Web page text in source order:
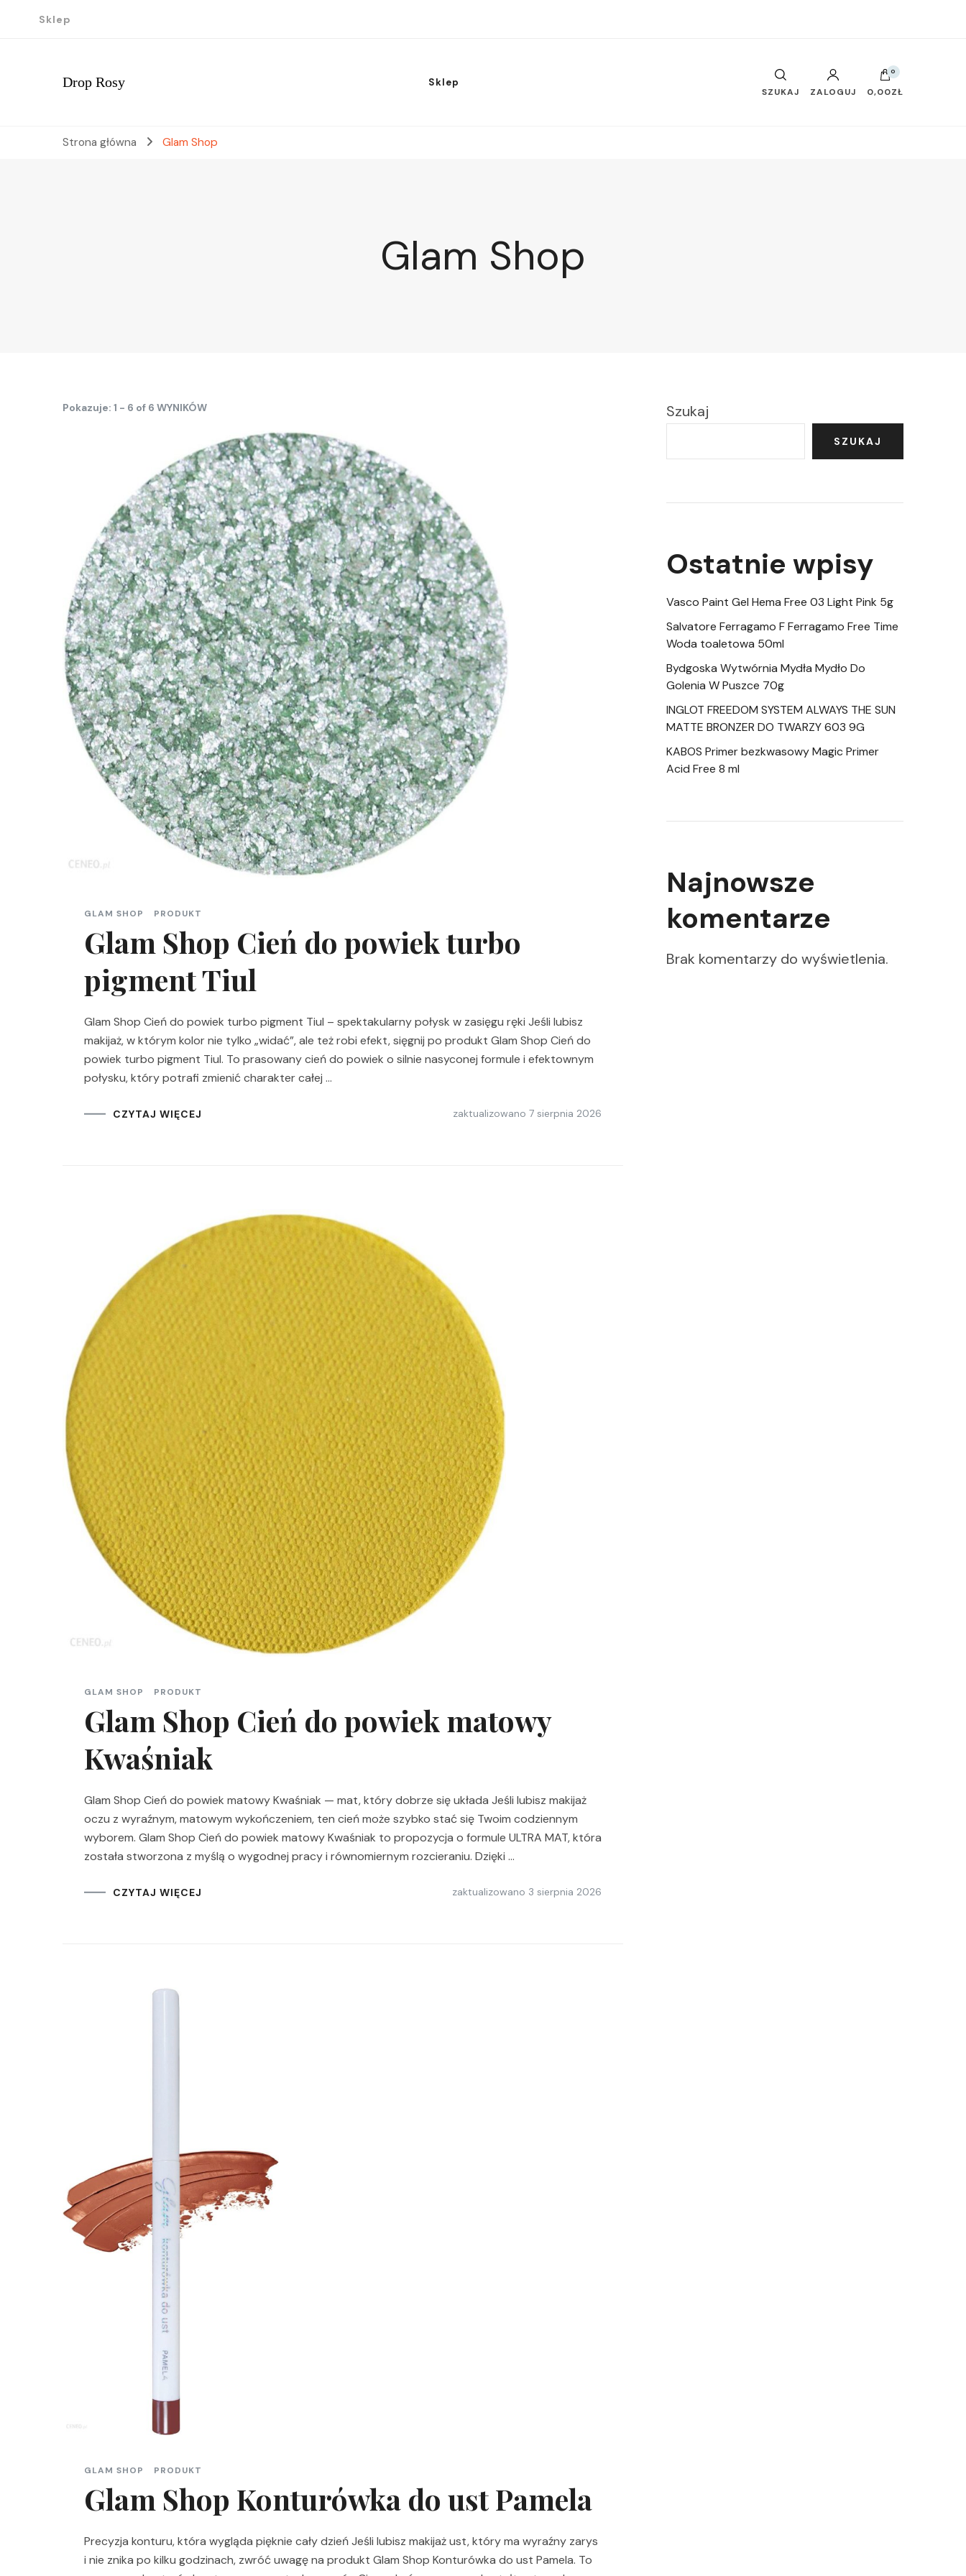
Sklep
Drop Rosy Sklep
SZUKAJ ZALOGUJ
0
0,00ZŁ
Strona główna Glam Shop
Glam Shop
Pokazuje: 1 - 6 of 6 WYNIKÓW
GLAM SHOP PRODUKT
Glam Shop Cień do powiek turbo
pigment Tiul
Glam Shop Cień do powiek turbo pigment Tiul – spektakularny połysk w zasięgu ręki Jeśli lubisz
makijaż, w którym kolor nie tylko „widać”, ale też robi efekt, sięgnij po produkt Glam Shop Cień do
powiek turbo pigment Tiul. To prasowany cień do powiek o silnie nasyconej formule i efektownym
połysku, który potrafi zmienić charakter całej …
CZYTAJ WIĘCEJ zaktualizowano 7 sierpnia 2026
GLAM SHOP PRODUKT
Glam Shop Cień do powiek matowy
Kwaśniak
Glam Shop Cień do powiek matowy Kwaśniak — mat, który dobrze się układa Jeśli lubisz makijaż
oczu z wyraźnym, matowym wykończeniem, ten cień może szybko stać się Twoim codziennym
wyborem. Glam Shop Cień do powiek matowy Kwaśniak to propozycja o formule ULTRA MAT, która
została stworzona z myślą o wygodnej pracy i równomiernym rozcieraniu. Dzięki …
CZYTAJ WIĘCEJ zaktualizowano 3 sierpnia 2026
GLAM SHOP PRODUKT
Glam Shop Konturówka do ust Pamela
Precyzja konturu, która wygląda pięknie cały dzień Jeśli lubisz makijaż ust, który ma wyraźny zarys
i nie znika po kilku godzinach, zwróć uwagę na produkt Glam Shop Konturówka do ust Pamela. To
Szukaj
SZUKAJ
Ostatnie wpisy
Vasco Paint Gel Hema Free 03 Light Pink 5g
Salvatore Ferragamo F Ferragamo Free Time
Woda toaletowa 50ml
Bydgoska Wytwórnia Mydła Mydło Do
Golenia W Puszce 70g
INGLOT FREEDOM SYSTEM ALWAYS THE SUN
MATTE BRONZER DO TWARZY 603 9G
KABOS Primer bezkwasowy Magic Primer
Acid Free 8 ml
Najnowsze
komentarze
Brak komentarzy do wyświetlenia.